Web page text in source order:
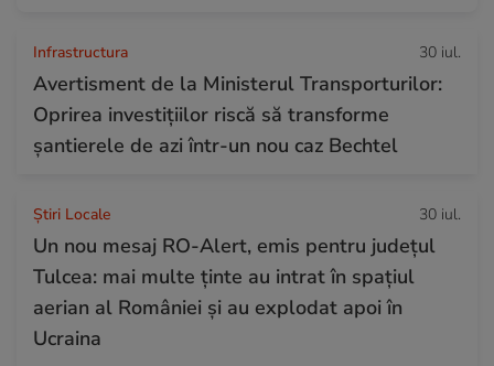
Infrastructura 30 iul.
Avertisment de la Ministerul Transporturilor:
Oprirea investițiilor riscă să transforme
șantierele de azi într-un nou caz Bechtel
Știri Locale 30 iul.
Un nou mesaj RO-Alert, emis pentru județul
Tulcea: mai multe ținte au intrat în spațiul
aerian al României și au explodat apoi în
Ucraina